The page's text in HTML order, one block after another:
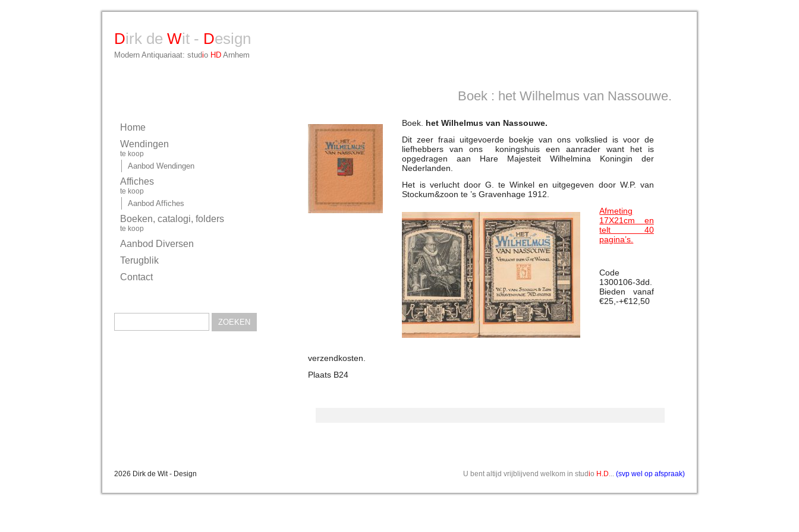
Dirk de Wit - Design
Modern Antiquariaat: studio HD Arnhem
Boek : het Wilhelmus van Nassouwe.
Boek. het Wilhelmus van Nassouwe.
Dit zeer fraai uitgevoerde boekje van ons volkslied is voor de
liefhebbers van ons koningshuis een aanrader want het is
opgedragen aan Hare Majesteit Wilhelmina Koningin der
Nederlanden.
Het is verlucht door G. te Winkel en uitgegeven door W.P. van
Stockum&zoon te ’s Gravenhage 1912.
Afmeting
17X21cm en
telt 40
pagina’s.
Code
1300106-3dd.
Bieden vanaf
€25,-+€12,50
verzendkosten.
Plaats B24
Home
Wendingen
te koop
Aanbod Wendingen
Affiches
te koop
Aanbod Affiches
Boeken, catalogi, folders
te koop
Aanbod Diversen
Terugblik
Contact
naar:
2026 Dirk de Wit - Design U bent altijd vrijblijvend welkom in studio H.D... (svp wel op afspraak)